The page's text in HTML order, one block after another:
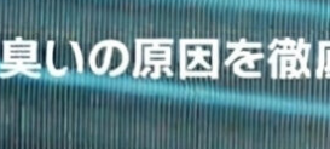
圧洗浄が必要な理由